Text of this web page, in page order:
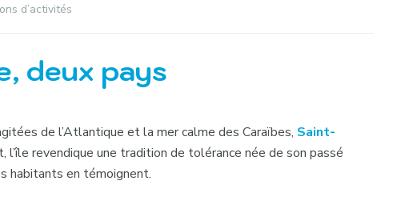
d’activités
deux pays
de l’Atlantique et la mer calme des Caraïbes, Saint-
l’île revendique une tradition de tolérance née de son passé
habitants en témoignent.